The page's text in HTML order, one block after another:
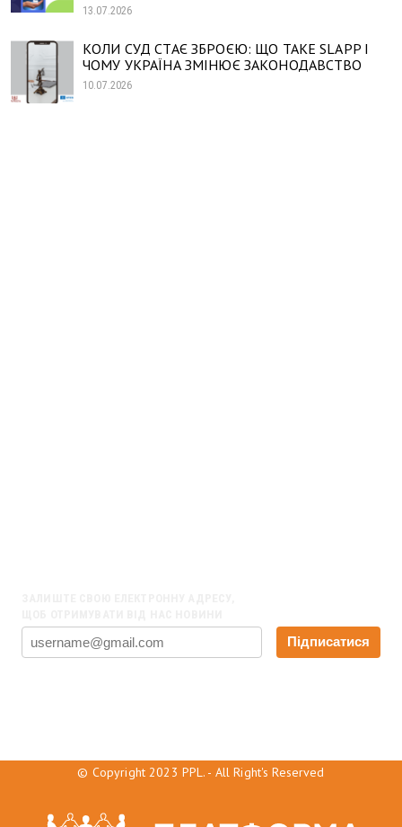
13.07.2026
КОЛИ СУД СТАЄ ЗБРОЄЮ: ЩО ТАКЕ SLAPP І
ЧОМУ УКРАЇНА ЗМІНЮЄ ЗАКОНОДАВСТВО
10.07.2026
Підписатися
© Copyright 2023 PPL. - All Right's Reserved